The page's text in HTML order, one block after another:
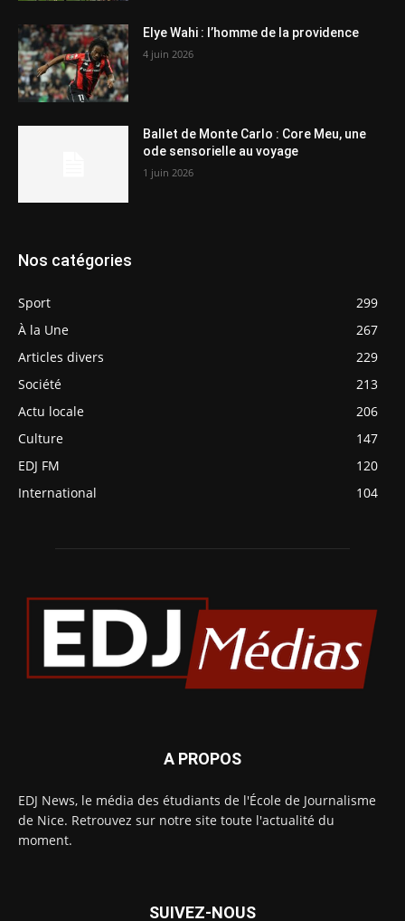
Elye Wahi : l’homme de la providence
4 juin 2026
Ballet de Monte Carlo : Core Meu, une
ode sensorielle au voyage
1 juin 2026
Nos catégories
Sport
299
À la Une
267
Articles divers
229
Société
213
Actu locale
206
Culture
147
EDJ FM
120
International
104
A PROPOS
EDJ News, le média des étudiants de l'École de Journalisme
de Nice. Retrouvez sur notre site toute l'actualité du
moment.
SUIVEZ-NOUS